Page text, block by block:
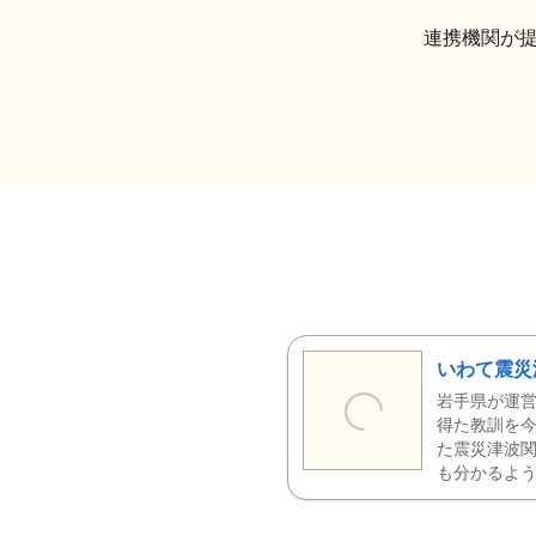
連携機関が
いわて震
岩手県が運
得た教訓を
た震災津波
も分かるよ